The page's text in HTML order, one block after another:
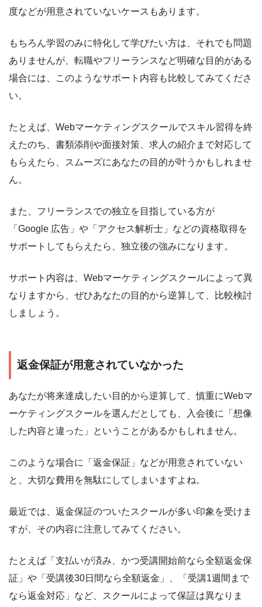
度などが用意されていないケースもあります。
もちろん学習のみに特化して学びたい方は、それでも問題
ありませんが、転職やフリーランスなど明確な目的がある
場合には、このようなサポート内容も比較してみてくださ
い。
たとえば、Webマーケティングスクールでスキル習得を終
えたのち、書類添削や面接対策、求人の紹介まで対応して
もらえたら、スムーズにあなたの目的が叶うかもしれませ
ん。
また、フリーランスでの独立を目指している方が
「Google 広告」や「アクセス解析士」などの資格取得を
サポートしてもらえたら、独立後の強みになります。
サポート内容は、Webマーケティングスクールによって異
なりますから、ぜひあなたの目的から逆算して、比較検討
しましょう。
返金保証が用意されていなかった
あなたが将来達成したい目的から逆算して、慎重にWebマ
ーケティングスクールを選んだとしても、入会後に「想像
した内容と違った」ということがあるかもしれません。
このような場合に「返金保証」などが用意されていない
と、大切な費用を無駄にしてしまいますよね。
最近では、返金保証のついたスクールが多い印象を受けま
すが、その内容に注意してみてください。
たとえば「支払いが済み、かつ受講開始前なら全額返金保
証」や「受講後30日間なら全額返金」、「受講1週間まで
なら返金対応」など、スクールによって保証は異なりま